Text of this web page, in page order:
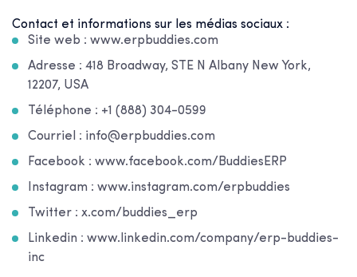
Contact et informations sur les médias sociaux :
Site web : www.erpbuddies.com
Adresse : 418 Broadway, STE N Albany New York,
12207, USA
Téléphone : +1 (888) 304-0599
Courriel : info@erpbuddies.com
Facebook : www.facebook.com/BuddiesERP
Instagram : www.instagram.com/erpbuddies
Twitter : x.com/buddies_erp
Linkedin : www.linkedin.com/company/erp-buddies-
inc